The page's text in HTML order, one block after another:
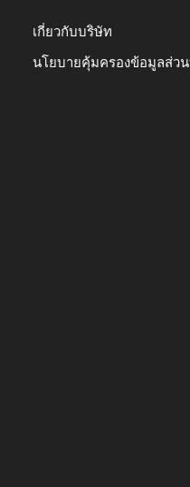
เกี่ยวกับบริษัท
นโยบายคุ้มครองข้อมูลส่ว